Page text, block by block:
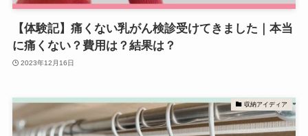
【体験記】痛くない乳がん検診受けてきました｜本当
に痛くない？費用は？結果は？
2023年12月16日
収納アイディア